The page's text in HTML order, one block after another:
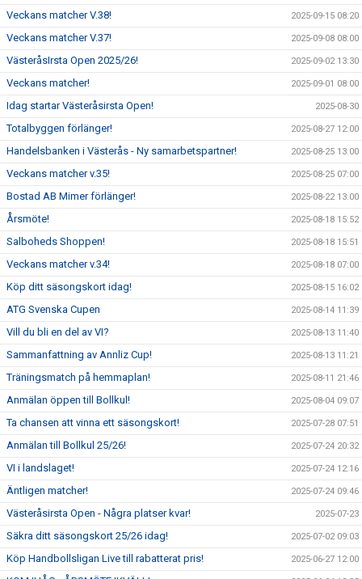
Veckans matcher V.38! 2025-09-15 08:20
Veckans matcher V.37! 2025-09-08 08:00
VästeråsIrsta Open 2025/26! 2025-09-02 13:30
Veckans matcher! 2025-09-01 08:00
Idag startar Västeråsirsta Open! 2025-08-30
Totalbyggen förlänger! 2025-08-27 12:00
Handelsbanken i Västerås - Ny samarbetspartner! 2025-08-25 13:00
Veckans matcher v.35! 2025-08-25 07:00
Bostad AB Mimer förlänger! 2025-08-22 13:00
Årsmöte! 2025-08-18 15:52
Salboheds Shoppen! 2025-08-18 15:51
Veckans matcher v.34! 2025-08-18 07:00
Köp ditt säsongskort idag! 2025-08-15 16:02
ATG Svenska Cupen 2025-08-14 11:39
Vill du bli en del av VI? 2025-08-13 11:40
Sammanfattning av Annliz Cup! 2025-08-13 11:21
Träningsmatch på hemmaplan! 2025-08-11 21:46
Anmälan öppen till Bollkul! 2025-08-04 09:07
Ta chansen att vinna ett säsongskort! 2025-07-28 07:51
Anmälan till Bollkul 25/26! 2025-07-24 20:32
VI i landslaget! 2025-07-24 12:16
Äntligen matcher! 2025-07-24 09:46
Västeråsirsta Open - Några platser kvar! 2025-07-23
Säkra ditt säsongskort 25/26 idag! 2025-07-02 09:03
Köp Handbollsligan Live till rabatterat pris! 2025-06-27 12:00